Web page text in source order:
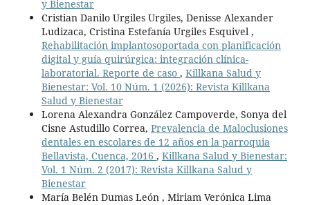
y Bienestar
Cristian Danilo Urgiles Urgiles, Denisse Alexander
Ludizaca, Cristina Estefanía Urgiles Esquivel ,
Rehabilitación implantosoportada con planificación
digital y guía quirúrgica: integración clínica-
laboratorial. Reporte de caso , Killkana Salud y
Bienestar: Vol. 10 Núm. 1 (2026): Revista Killkana
Salud y Bienestar
Lorena Alexandra González Campoverde, Sonya del
Cisne Astudillo Correa, Prevalencia de Maloclusiones
dentales en escolares de 12 años en la parroquia
Bellavista, Cuenca, 2016 , Killkana Salud y Bienestar:
Vol. 1 Núm. 2 (2017): Revista Killkana Salud y
Bienestar
María Belén Dumas León , Miriam Verónica Lima